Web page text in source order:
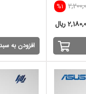
%1
ریال
افزودن به